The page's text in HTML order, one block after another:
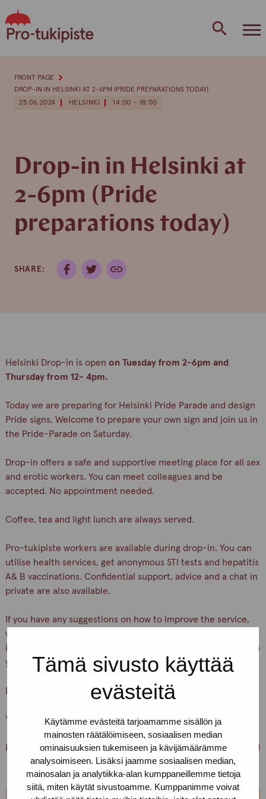
Tämä sivusto käyttää
evästeitä
Käytämme evästeitä tarjoamamme sisällön ja
mainosten räätälöimiseen, sosiaalisen median
ominaisuuksien tukemiseen ja kävijämäärämme
analysoimiseen. Lisäksi jaamme sosiaalisen median,
mainosalan ja analytiikka-alan kumppaneillemme tietoja
siitä, miten käytät sivustoamme. Kumppanimme voivat
to
content
25.06.2024 HELSINKI 14:00 - 18:00
Drop-in in Helsinki at
2-6pm (Pride
preparations today)
SHARE:
FRONT PAGE
DROP-IN IN HELSINKI AT 2-6PM (PRIDE PREPARATIONS TODAY)
Helsinki Drop-in is open on Tuesday from 2-6pm and
Thursday from 12- 4pm.
Today we are preparing for Helsinki Pride Parade and design
Pride signs. Welcome to prepare your own sign and join us in
the Pride-Parade on Saturday.
Drop-in offers a safe and supportive meeting place for all sex
and erotic workers. You can meet colleagues and be
accepted. No appointment needed.
Coffee, tea and light lunch are always served.
Pro-tukipiste workers are available during drop-in. You can
utilise health services, get anonymous STI tests and hepatitis
A& B vaccinations. Confidential support, advice and a chat in
private are also available.
If you have any suggestions on how to improve the service,
what kind of activities you like or if you would be interested
in participating as a peer volunteer, we are happy to talk with
you.
Let’s keep ourselves and others safe!
You are warmly welcome, Pro-tukipiste staff
PS. You can also just pick up condoms and lubricants for free!